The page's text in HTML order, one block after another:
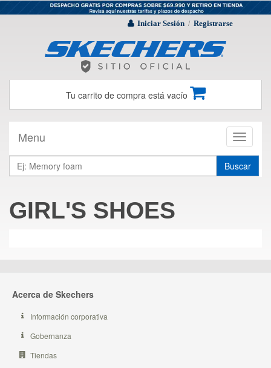
Iniciar Sesión / Registrarse
Tu carrito de compra está vacío
Toggle
Menu
Buscar
GIRL'S SHOES
Acerca de Skechers
Información corporativa
Gobernanza
Tiendas